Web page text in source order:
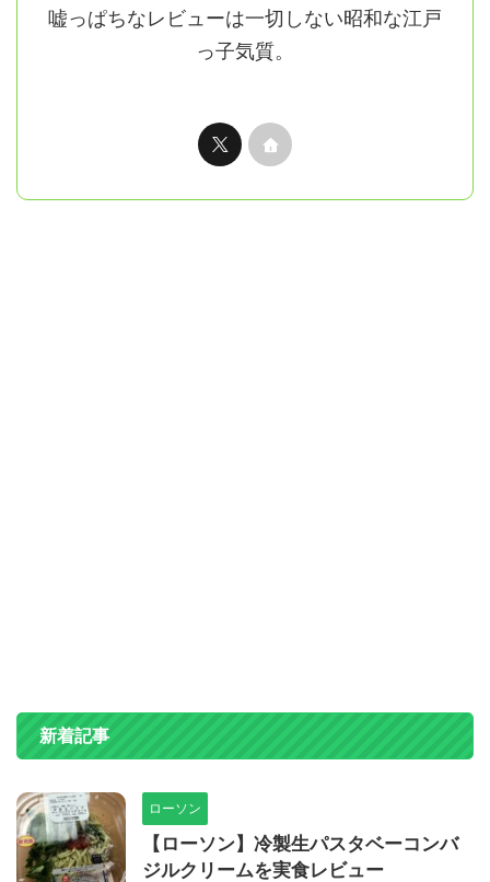
嘘っぱちなレビューは一切しない昭和な江戸
っ子気質。
新着記事
ローソン
【ローソン】冷製生パスタベーコンバ
ジルクリームを実食レビュー